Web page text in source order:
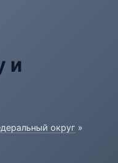
и
округ »